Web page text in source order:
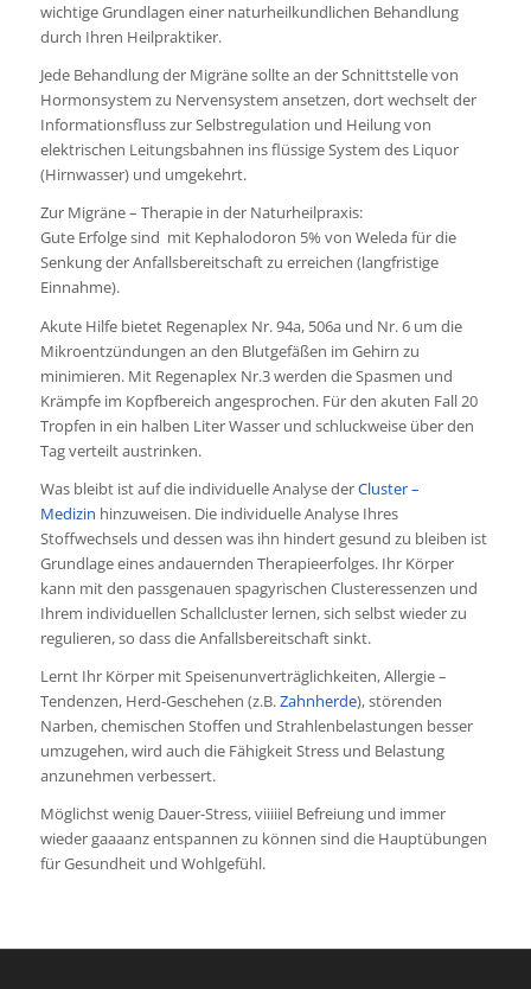
wichtige Grundlagen einer naturheilkundlichen Behandlung
durch Ihren Heilpraktiker.
Jede Behandlung der Migräne sollte an der Schnittstelle von
Hormonsystem zu Nervensystem ansetzen, dort wechselt der
Informationsfluss zur Selbstregulation und Heilung von
elektrischen Leitungsbahnen ins flüssige System des Liquor
(Hirnwasser) und umgekehrt.
Zur Migräne – Therapie in der Naturheilpraxis:
Gute Erfolge sind mit Kephalodoron 5% von Weleda für die
Senkung der Anfallsbereitschaft zu erreichen (langfristige
Einnahme).
Akute Hilfe bietet Regenaplex Nr. 94a, 506a und Nr. 6 um die
Mikroentzündungen an den Blutgefäßen im Gehirn zu
minimieren. Mit Regenaplex Nr.3 werden die Spasmen und
Krämpfe im Kopfbereich angesprochen. Für den akuten Fall 20
Tropfen in ein halben Liter Wasser und schluckweise über den
Tag verteilt austrinken.
Was bleibt ist auf die individuelle Analyse derCluster –
Medizin hinzuweisen. Die individuelle Analyse Ihres
Stoffwechsels und dessen was ihn hindert gesund zu bleiben ist
Grundlage eines andauernden Therapieerfolges. Ihr Körper
kann mit den passgenauen spagyrischen Clusteressenzen und
Ihrem individuellen Schallcluster lernen, sich selbst wieder zu
regulieren, so dass die Anfallsbereitschaft sinkt.
Lernt Ihr Körper mit Speisenunverträglichkeiten, Allergie –
Tendenzen, Herd-Geschehen (z.B.Zahnherde), störenden
Narben, chemischen Stoffen und Strahlenbelastungen besser
umzugehen, wird auch die Fähigkeit Stress und Belastung
anzunehmen verbessert.
Möglichst wenig Dauer-Stress, viiiiiel Befreiung und immer
wieder gaaaanz entspannen zu können sind die Hauptübungen
für Gesundheit und Wohlgefühl.